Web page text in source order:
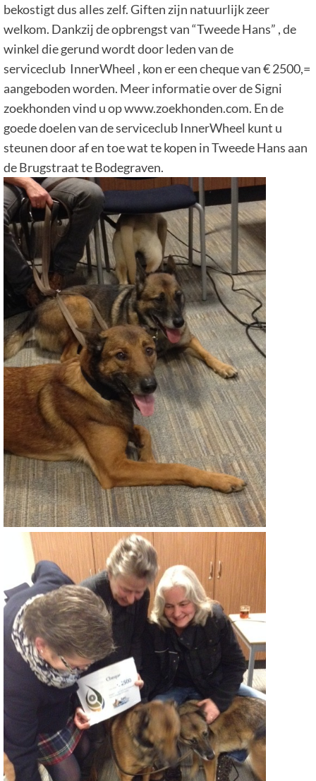
bekostigt dus alles zelf. Giften zijn natuurlijk zeer
welkom. Dankzij de opbrengst van “Tweede Hans” , de
winkel die gerund wordt door leden van de
serviceclub InnerWheel , kon er een cheque van € 2500,=
aangeboden worden. Meer informatie over de Signi
zoekhonden vind u op www.zoekhonden.com. En de
goede doelen van de serviceclub InnerWheel kunt u
steunen door af en toe wat te kopen in Tweede Hans aan
de Brugstraat te Bodegraven.